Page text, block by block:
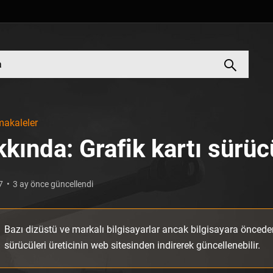
Grafik kartı
3 ay önce güncellendi
Bazı dizüstü ve markalı bilgisayarlar ancak bilgisayara
sürücüleri üreticinin web sitesinden indirerek güncellenebilir.